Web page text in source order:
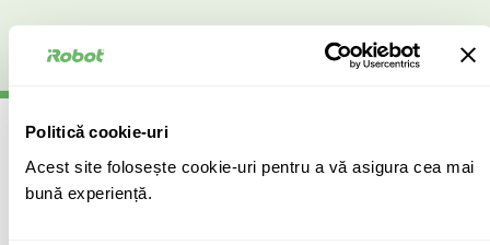
Politică cookie-uri
Acest site folosește cookie-uri pentru a vă asigura cea mai
bună experiență.
APEL LUNI - VINERI 9:00 - 17:30
info@cm-group.ro